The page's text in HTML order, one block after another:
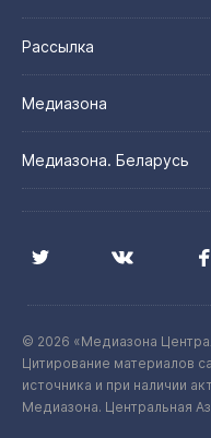
Рассылка
Медиазона
Медиазона. Беларусь
© 2026 «Медиазона
Цитирование материалов
источника и при наличии
Медиазона. Центральная